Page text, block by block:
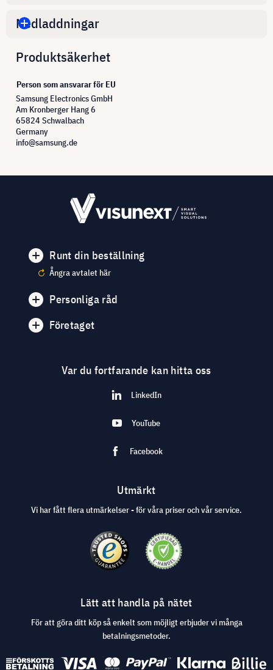
Nedladdningar
Produktsäkerhet
Person som ansvarar för EU
Samsung Electronics GmbH
Am Kronberger Hang 6
65824 Schwalbach
Germany
info@samsung.de
Runt din beställning
Ångra avtalet här
Personliga råd
Företaget
Var du fortfarande kan hitta oss
LinkedIn
YouTube
Facebook
Utmärkt
Vi har fått flera utmärkelser - för våra priser och vår service.
Lätt att handla på nätet
För att göra ditt köp så enkelt som möjligt erbjuder vi många
betalningsmetoder.